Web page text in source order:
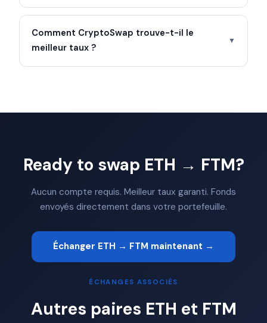
Comment CryptoSwap trouve-t-il le
meilleur taux ?
▼
Ready to swap ETH → FTM?
Aucun compte requis. Meilleur taux garanti. Fonds
envoyés directement dans votre portefeuille.
Échanger ETH → FTM maintenant →
ÉCHANGES ASSOCIÉS
Autres paires ETH et FTM